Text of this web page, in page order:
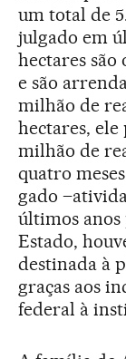
um total de
julgado em
hectares são
e são
milhão de
hectares, ele
milhão de
quatro
gado
últimos anos
Estado,
destinada à
graças aos
federal à